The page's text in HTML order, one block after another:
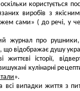
користується
виробів з
сами» ( до речі, у
журнал про
відображає душу
історії,
кулінарні
».
всi випадки життя з